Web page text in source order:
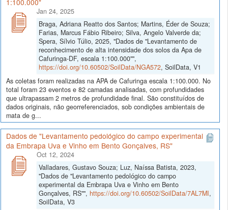
Jan 24, 2025
Braga, Adriana Reatto dos Santos; Martins, Éder de Souza;
Farias, Marcus Fábio Ribeiro; Silva, Angelo Valverde da;
Spera, Sílvio Túlio, 2025, "Dados de "Levantamento de
reconhecimento de alta intensidade dos solos da Apa de
Cafuringa-DF, escala 1:100.000"",
https://doi.org/10.60502/SoilData/NGA572, SoilData, V1
As coletas foram realizadas na APA de Cafuringa escala 1:100.000. No
total foram 23 eventos e 82 camadas analisadas, com profundidades
que ultrapassam 2 metros de profundidade final. São constituídos de
dados originais, não georreferenciados, sob condições ambientais de
mata de g...
Dados de "Levantamento pedológico do campo experimental
da Embrapa Uva e Vinho em Bento Gonçalves, RS"
Oct 12, 2024
Valladares, Gustavo Souza; Luz, Naíssa Batista, 2023,
"Dados de "Levantamento pedológico do campo
experimental da Embrapa Uva e Vinho em Bento
Gonçalves, RS"", https://doi.org/10.60502/SoilData/7AL7MI,
SoilData, V3